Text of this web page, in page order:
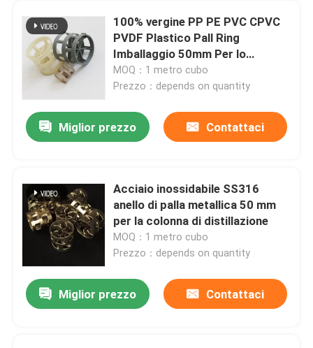
100% vergine PP PE PVC CPVC
PVDF Plastico Pall Ring
Imballaggio 50mm Per lo
scrubbing
MOQ：1 metro cubo
Prezzo：depends on quantity
Miglior prezzo Contattaci
Acciaio inossidabile SS316
anello di palla metallica 50 mm
per la colonna di distillazione
MOQ：1 metro cubo
Prezzo：depends on quantity
Miglior prezzo Contattaci